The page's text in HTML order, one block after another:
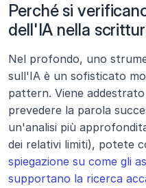
Perché si
dell'IA nella
Nel profondo, uno
sull'IA è un sofisticato
pattern. Viene
prevedere la parola
un'analisi più
spiegazione su come gli
supportano la ricerca